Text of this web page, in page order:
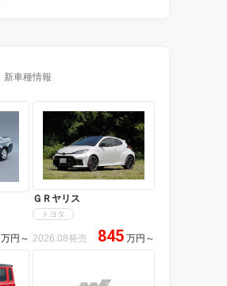
新車種情報
万円 ～
ＧＲヤリス
トヨタ
2026.08発売 845 万円 ～